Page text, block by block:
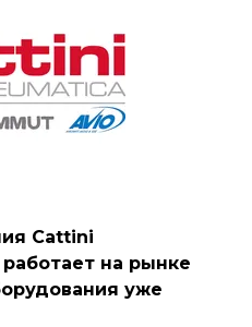
Cattini
на рынке
уже